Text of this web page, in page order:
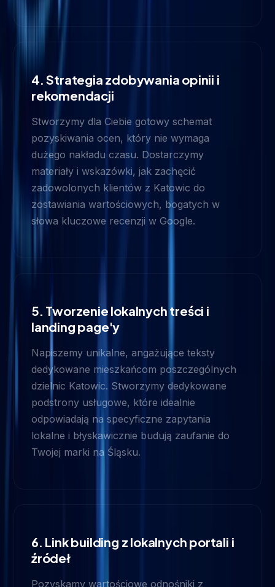
4. Strategia zdobywania opinii i
rekomendacji
Stworzymy dla Ciebie gotowy schemat
pozyskiwania ocen, który nie wymaga
dużego nakładu czasu. Dostarczymy
materiały i wskazówki, jak zachęcić
zadowolonych klientów z Katowic do
zostawiania wartościowych, bogatych w
słowa kluczowe recenzji w Google.
5. Tworzenie lokalnych treści i
landing page'y
Napiszemy unikalne, angażujące teksty
dedykowane mieszkańcom poszczególnych
dzielnic Katowic. Stworzymy dedykowane
podstrony usługowe, które idealnie
odpowiadają na specyficzne zapytania
lokalne i błyskawicznie budują zaufanie do
Twojej marki na Śląsku.
6. Link building z lokalnych portali i
źródeł
Pozyskamy wartościowe odnośniki z